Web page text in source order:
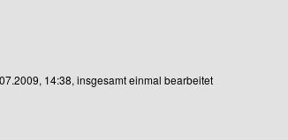
14:38, insgesamt einmal bearbeitet
tanjaswebsite